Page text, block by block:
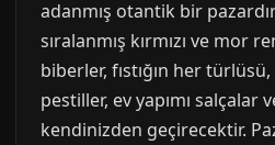
adanmış otantik bir
sıralanmış kırmızı ve mor
biberler, fıstığın her
pestiller, ev yapımı salçalar
kendinizden geçirecektir.